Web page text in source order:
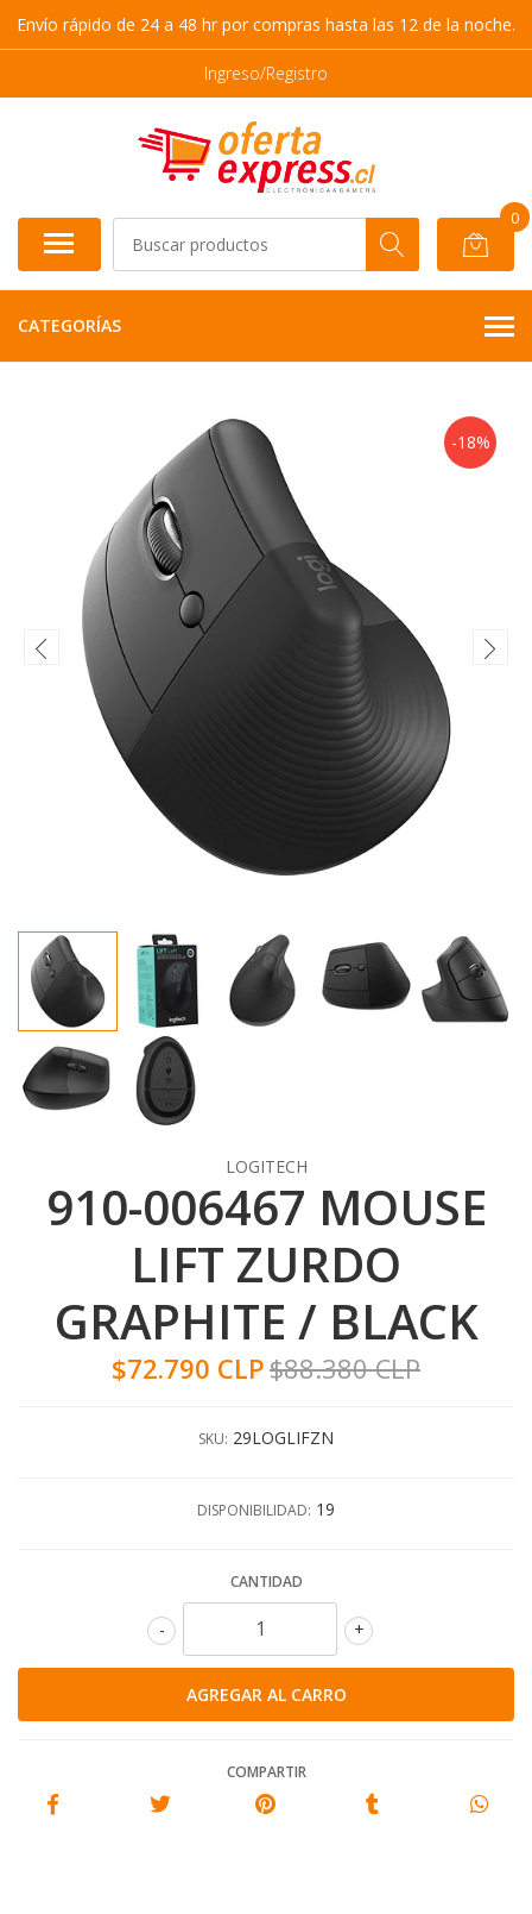
Envío rápido de 24 a 48 hr por compras hasta las 12 de la noche.
Ingreso/Registro
0
CATEGORÍAS
-18%
LOGITECH
910-006467 MOUSE
LIFT ZURDO
GRAPHITE / BLACK
$72.790 CLP$88.380 CLP
SKU: 29LOGLIFZN
DISPONIBILIDAD: 19
CANTIDAD
+
-
COMPARTIR